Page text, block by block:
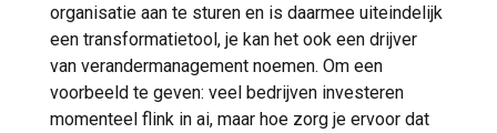
organisatie aan te sturen en is daarmee uiteindelijk
een transformatietool, je kan het ook een drijver
van verandermanagement noemen. Om een
voorbeeld te geven: veel bedrijven investeren
momenteel flink in ai, maar hoe zorg je ervoor dat